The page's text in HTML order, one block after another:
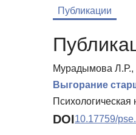
Публикации
Мурадымова Л.Р.,
Выгорание
Психологическая
DOI10.17759/